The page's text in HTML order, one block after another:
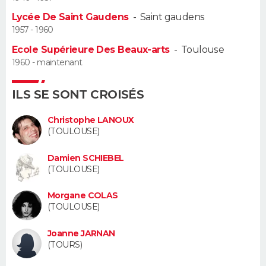
Alimentation
Guide de la santé
Maladies
Médicaments
Sommeil
VOYAGE
Destinations
City break
Voyage nature
Voyage de noces
Forum
Climat
+
PHOTO
GUIDES D'ACHAT
CARTE DE VOEUX
Carte de Noël
Carte Bonne année
Carte Saint-Valentin
Carte Pâques
Carte d'anniversaire
DICTIONNAIRE
Dictionnaire
Biographies
Citations
Expressions
Proverbes
PROGRAMME TV
COPAINS D'AVANT
S'inscrire
Se connecter
Lycées
Collèges
Primaires
Universités
Entreprises
Service militaire
Avis de recherche
AVIS DE DÉCÈS
Lycée De Saint Gaudens- Saint gaudens
1957 - 1960
Ecole Supérieure Des Beaux-arts- Toulouse
1960 - maintenant
ILS SE SONT CROISÉS
Christophe LANOUX
(TOULOUSE)
Damien SCHIEBEL
(TOULOUSE)
Morgane COLAS
(TOULOUSE)
Joanne JARNAN
(TOURS)